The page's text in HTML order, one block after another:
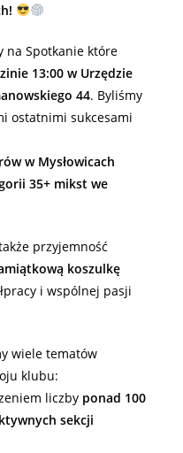
na Spotkanie które
13:00 w Urzędzie
44. Byliśmy
ostatnimi sukcesami
w Mysłowicach
35+ mikst we
przyjemność
koszulkę
i wspólnej pasji
wiele tematów
klubu:
liczby ponad 100
sekcji